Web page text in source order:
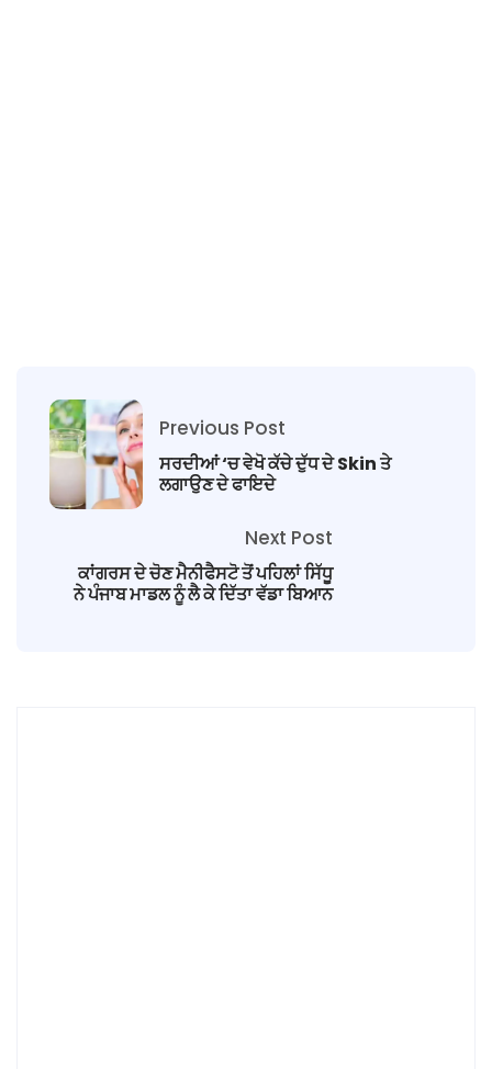
Previous Post
ਸਰਦੀਆਂ ‘ਚ ਵੇਖੋ ਕੱਚੇ ਦੁੱਧ ਦੇ Skin ਤੇ
ਲਗਾਉਣ ਦੇ ਫਾਇਦੇ
Next Post
ਕਾਂਗਰਸ ਦੇ ਚੋਣ ਮੈਨੀਫੈਸਟੋ ਤੋਂ ਪਹਿਲਾਂ ਸਿੱਧੂ
ਨੇ ਪੰਜਾਬ ਮਾਡਲ ਨੂੰ ਲੈ ਕੇ ਦਿੱਤਾ ਵੱਡਾ ਬਿਆਨ